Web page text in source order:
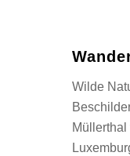
Wilde